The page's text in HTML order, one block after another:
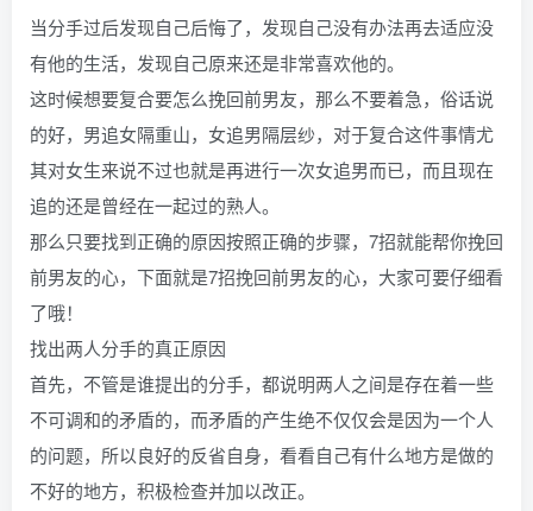
当分手过后发现自己后悔了，发现自己没有办法再去适应没
有他的生活，发现自己原来还是非常喜欢他的。
这时候想要复合要怎么挽回前男友，那么不要着急，俗话说
的好，男追女隔重山，女追男隔层纱，对于复合这件事情尤
其对女生来说不过也就是再进行一次女追男而已，而且现在
追的还是曾经在一起过的熟人。
那么只要找到正确的原因按照正确的步骤，7招就能帮你挽回
前男友的心，下面就是7招挽回前男友的心，大家可要仔细看
了哦！
找出两人分手的真正原因
首先，不管是谁提出的分手，都说明两人之间是存在着一些
不可调和的矛盾的，而矛盾的产生绝不仅仅会是因为一个人
的问题，所以良好的反省自身，看看自己有什么地方是做的
不好的地方，积极检查并加以改正。